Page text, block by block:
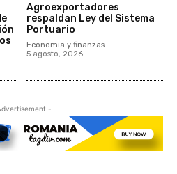
Agroexportadores
respaldan Ley del Sistema
Portuario
Economía y finanzas
5 agosto, 2026
-